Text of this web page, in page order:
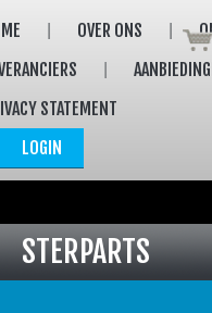
OVER ONS
STATEMENT
LOGIN
STERPARTS